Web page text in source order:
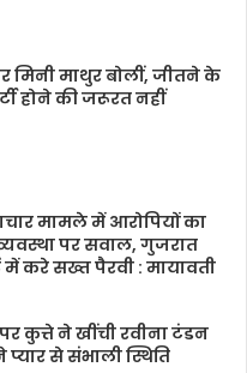
मिनी माथुर बोलीं, जीतने के
होने की जरूरत नहीं
मामले में आरोपियों का
पर सवाल, गुजरात
में करे सख्त पैरवी : मायावती
कुत्ते ने खींची रवीना टंडन
प्यार से संभाली स्थिति